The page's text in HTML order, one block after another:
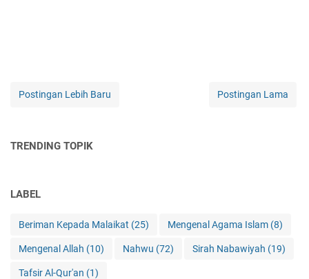
Postingan Lebih Baru Postingan Lama
TRENDING TOPIK
LABEL
Beriman Kepada Malaikat (25) Mengenal Agama Islam (8)
Mengenal Allah (10) Nahwu (72) Sirah Nabawiyah (19)
Tafsir Al-Qur'an (1)